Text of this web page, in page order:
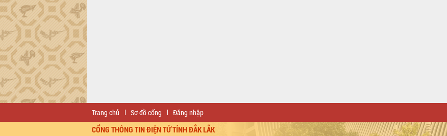
Trang chủ Sơ đồ cổng Đăng nhập
CỔNG THÔNG TIN ĐIỆN TỬ TỈNH ĐẮK LẮK